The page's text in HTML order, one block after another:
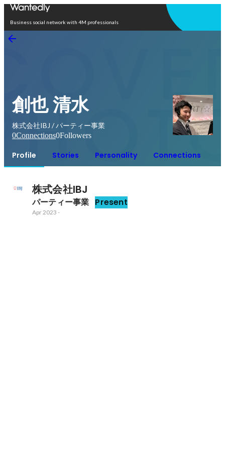
Business social network with 4M professionals
創也 清水
株式会社IBJ / パーティー事業
0Connections0Followers
Profile Stories Personality Connections
株式会社IBJ
パーティー事業 Present
Apr 2023 -